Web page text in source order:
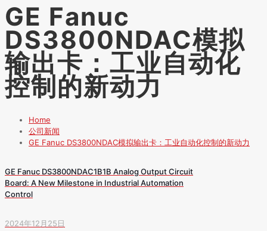
GE Fanuc
DS3800NDAC模拟
输出卡：工业自动化
控制的新动力
Home
公司新闻
GE Fanuc DS3800NDAC模拟输出卡：工业自动化控制的新动力
GE Fanuc DS3800NDAC1B1B Analog Output Circuit
Board: A New Milestone in Industrial Automation
Control
2024年12月25日